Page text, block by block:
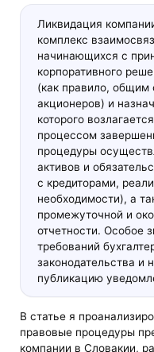
Ликвидация
комплекс
начинающихся с
корпоративного
(как правило, общим
акционеров) и
которого
процессом
процедуры
активов и
с кредиторами,
необходимости), а
промежуточной и
отчетности. Особое
требований
законодательства и
публикацию
В статье я
правовые процедуры
компании в Словакии,